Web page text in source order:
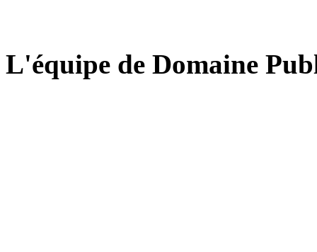
L'équipe de Domaine